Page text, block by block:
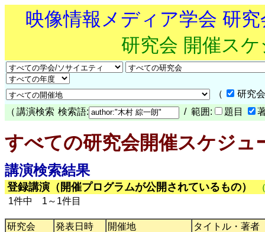
映像情報メディア学会 研
研究会 開催ス
（
研究
（ 講演検索 検索語: / 範囲: 題目
すべての研究会開催スケジュ
講演検索結果
登録講演（開催プログラムが公開されているもの）
1件中 1～1件目
研究会 発表日時 開催地 タイトル・著者